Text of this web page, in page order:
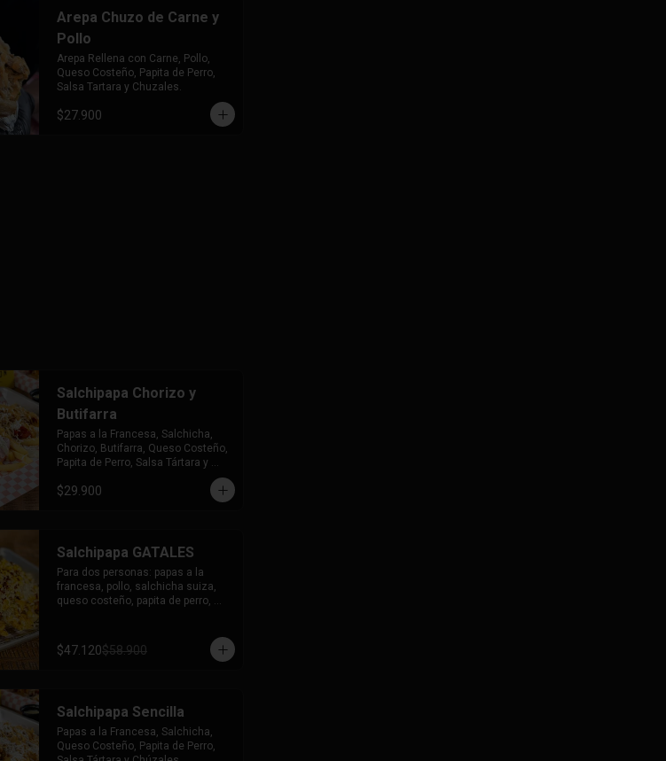
Arepa Chuzo de Carne y
Pollo
Arepa Rellena con Carne, Pollo,
Queso Costeño, Papita de Perro,
Salsa Tartara y Chuzales.
$27.900
Salchipapa Chorizo y
Butifarra
Papas a la Francesa, Salchicha,
Chorizo, Butifarra, Queso Costeño,
Papita de Perro, Salsa Tártara y
$29.900
Salchipapa GATALES
Para dos personas: papas a la
francesa, pollo, salchicha suiza,
queso costeño, papita de perro,
y salsa chuzales.
$47.120$58.900
Salchipapa Sencilla
Papas a la Francesa, Salchicha,
Queso Costeño, Papita de Perro,